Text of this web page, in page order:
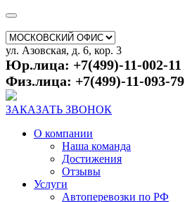
ул. Азовская, д. 6, кор. 3
Юр.лица: +7(499)-11-002-11
Физ.лица: +7(499)-11-093-79
ЗАКАЗАТЬ ЗВОНОК
О компании
Наша команда
Достижения
Отзывы
Услуги
Автоперевозки по РФ